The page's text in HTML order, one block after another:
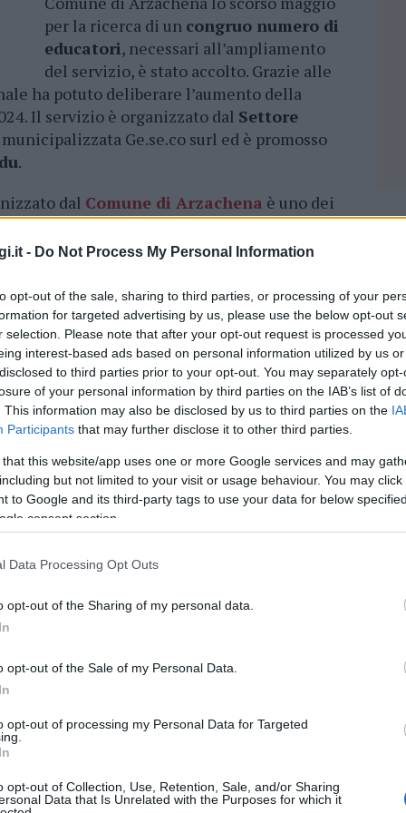
- Do Not Process My Personal Information
opt-out of the sale, sharing to third parties, or processing of your
for targeted advertising by us, please use the below opt-out
selection. Please note that after your opt-out request is processed
interest-based ads based on personal information utilized by us
to third parties prior to your opt-out. You may separately
of your personal information by third parties on the IAB’s list of
This information may also be disclosed by us to third parties on the
Participants that may further disclose it to other third parties.
that this website/app uses one or more Google services and may
but not limited to your visit or usage behaviour. You may
to Google and its third-party tags to use your data for below
consent section.
Data Processing Opt Outs
opt-out of the Sharing of my personal data.
opt-out of the Sale of my Personal Data.
opt-out of processing my Personal Data for Targeted
opt-out of Collection, Use, Retention, Sale, and/or Sharing
Data that Is Unrelated with the Purposes for which it
per la ricerca di un congruo numero di
educatori, necessari all’ampliamento
del servizio, è stato accolto. Grazie alle
ha potuto deliberare l’aumento della
Il servizio è organizzato dal Settore
Ge.se.co surl ed è promosso
.
dal Comune di Arzachena è uno dei
soprattutto quelle in cui i genitori sono
turistico – spiegaAlessandro Careddu
civile -. È stato necessario pubblicare
un adeguato numero di educatori.
nel mercato del lavoroma, oggi,
possiamo comunicare ufficialmente
ammessi passa da 77 a 98. Le richieste in
Obiettivo dell’amministrazione comunale
anche un’estensione dell’orario dal
variabili attribuite in base allafascia di
del nucleo familiare e alla tipologia di
giornaliero al Centro prevede
per bambini da 3 agli 11 anni nel
orario settimanale articolato dal lunedì al
Sono inclusi anche il
al mare e attività all’aperto
di Cannigione.
cliccando qui